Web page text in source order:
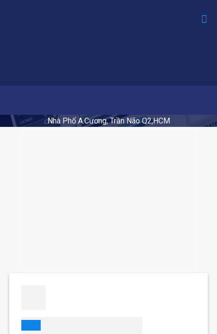
Nhà Phố A.Cương, Trần Não Q2,HCM